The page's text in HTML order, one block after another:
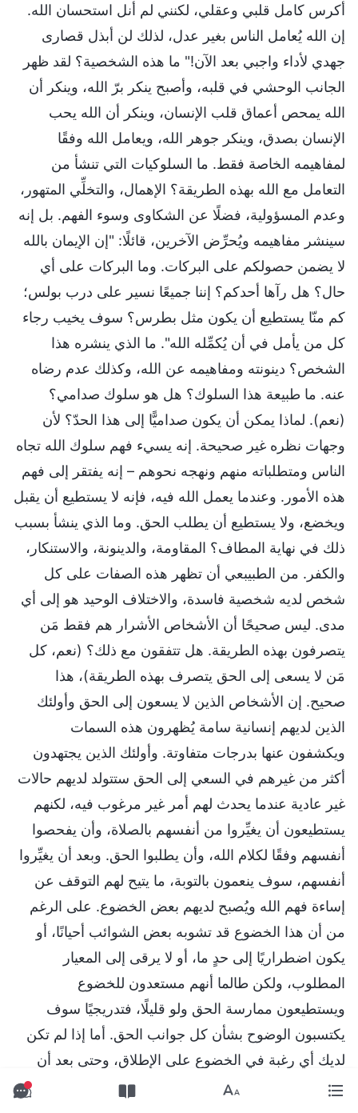
أكرس كامل قلبي وعقلي، لكنني لم أنل استحسان الله.
إن الله يُعامل الناس بغير عدل، لذلك لن أبذل قصارى
جهدي لأداء واجبي بعد الآن!" ما هذه الشخصية؟ لقد ظهر
الجانب الوحشي في قلبه، وأصبح ينكر برّ الله، وينكر أن
الله يمحص أعماق قلب الإنسان، وينكر أن الله يحب
الإنسان بصدق، وينكر جوهر الله، ويعامل الله وفقًا
لمفاهيمه الخاصة فقط. ما السلوكيات التي تنشأ من
التعامل مع الله بهذه الطريقة؟ الإهمال، والتخلِّي المتهور،
وعدم المسؤولية، فضلًا عن الشكاوى وسوء الفهم. بل إنه
سينشر مفاهيمه ويُحرِّض الآخرين، قائلًا: "إن الإيمان بالله
لا يضمن حصولكم على البركات. وما البركات على أي
حال؟ هل رآها أحدكم؟ إننا جميعًا نسير على درب بولس؛
كم منّا يستطيع أن يكون مثل بطرس؟ سوف يخيب رجاء
كل من يأمل في أن يُكمِّله الله". ما الذي ينشره هذا
الشخص؟ دينونته ومفاهيمه عن الله، وكذلك عدم رضاه
عنه. ما طبيعة هذا السلوك؟ هل هو سلوك صدامي؟
(نعم). لماذا يمكن أن يكون صداميًّا إلى هذا الحدّ؟ لأن
وجهات نظره غير صحيحة. إنه يسيء فهم سلوك الله تجاه
الناس ومتطلباته منهم ونهجه نحوهم – إنه يفتقر إلى فهم
هذه الأمور. وعندما يعمل الله فيه، فإنه لا يستطيع أن يقبل
ويخضع، ولا يستطيع أن يطلب الحق. وما الذي ينشأ بسبب
ذلك في نهاية المطاف؟ المقاومة، والدينونة، والاستنكار،
والكفر. من الطبيبعي أن تظهر هذه الصفات على كل
شخص لديه شخصية فاسدة، والاختلاف الوحيد هو إلى أي
مدى. ليس صحيحًا أن الأشخاص الأشرار هم فقط مَن
يتصرفون بهذه الطريقة. هل تتفقون مع ذلك؟ (نعم، كل
مَن لا يسعى إلى الحق يتصرف بهذه الطريقة)، هذا
صحيح. إن الأشخاص الذين لا يسعون إلى الحق وأولئك
الذين لديهم إنسانية سامة يُظهرون هذه السمات
ويكشفون عنها بدرجات متفاوتة. وأولئك الذين يجتهدون
أكثر من غيرهم في السعي إلى الحق ستتولد لديهم حالات
غير عادية عندما يحدث لهم أمر غير مرغوب فيه، لكنهم
يستطيعون أن يغيِّروا من أنفسهم بالصلاة، وأن يفحصوا
أنفسهم وفقًا لكلام الله، وأن يطلبوا الحق. وبعد أن يغيِّروا
أنفسهم، سوف ينعمون بالتوبة، ما يتيح لهم التوقف عن
إساءة فهم الله ويُصبح لديهم بعض الخضوع. على الرغم
من أن هذا الخضوع قد تشوبه بعض الشوائب أحيانًا، أو
يكون اضطراريًا إلى حدٍ ما، أو لا يرقى إلى المعيار
المطلوب، ولكن طالما أنهم مستعدون للخضوع
ويستطيعون ممارسة الحق ولو قليلًا، فتدريجيًا سوف
يكتسبون الوضوح بشأن كل جوانب الحق. أما إذا لم تكن
لديك أي رغبة في الخضوع على الإطلاق، وحتى بعد أن
تفحص نفسك وتدرك هذه المشكلة، فإنك لا تسعى إلى